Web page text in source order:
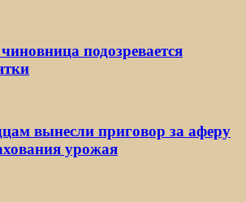
подозревается
вынесли приговор за аферу
урожая